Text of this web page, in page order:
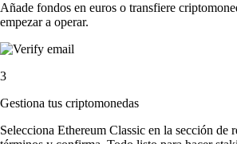
Añade fondos en euros o transfiere
empezar a operar.
3
Gestiona tus criptomonedas
Selecciona Ethereum Classic en la sección de